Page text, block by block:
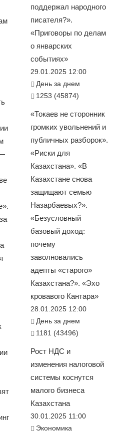
поддержал народного
писателя?».
«Приговоры по делам
о январских
событиях»
29.01.2025 12:00
День за днем
1253 (45874)
«Токаев не сторонник
громких увольнений и
публичных разборок».
«Риски для
Казахстана». «В
Казахстане снова
защищают семью
Назарбаевых?».
«Безусловный
базовый доход:
почему
заволновались
адепты «старого»
Казахстана?». «Эхо
кровавого Кантара»
28.01.2025 12:00
День за днем
1181 (43496)
Рост НДС и
изменения налоговой
системы коснутся
малого бизнеса
Казахстана
30.01.2025 11:00
Экономика